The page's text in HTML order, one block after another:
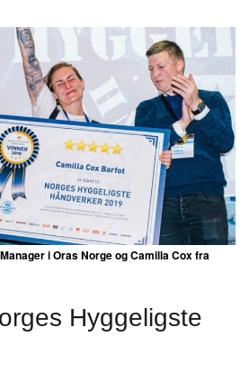
i Oras Norge og Camilla Cox fra
Hyggeligste